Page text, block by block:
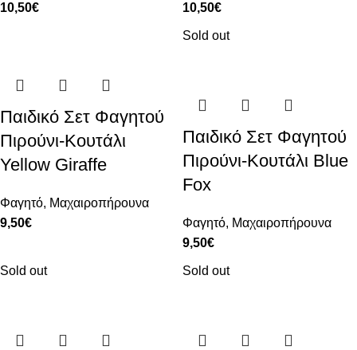
10,50€
10,50€
Παιδικό Σετ Φαγητού
Πιρούνι-Κουτάλι
Yellow Giraffe
Φαγητό, Μαχαιροπήρουνα
9,50€
Sold out
Παιδικό Σετ Φαγητού
Πιρούνι-Κουτάλι Blue
Fox
Φαγητό, Μαχαιροπήρουνα
9,50€
Sold out Sold out